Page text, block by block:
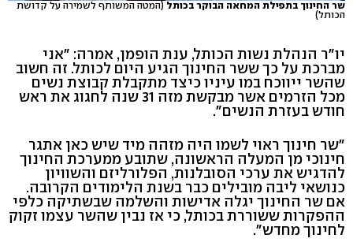
שר החינוך בתפילת המחאה הבוקר בכותל (המטה המשותף לשמירה על קדושת
הכותל)
יו"ר הנהלת נשות הכותל, ענת הופמן, אמרה: "אני
מברכת על כך ששר החינוך הגיע היום לכותל. זה חשוב
שהשר ייווכח במו עיניו כיצד מתקבלת קבוצת נשים
מכל הזרמים אשר מבקשת מזה 31 שנה לחגוג את ראש
חודש בעזרת הנשים".
"שר חינוך ראוי לשמו היה מזהה מיד שיש כאן אתגר
חינוכי מן המעלה הראשונה, שתובע ממערכת החינוך
להדגיש את ערכי הסובלנות, הפלורליזם והשוויון
כנושאי ליבה מובילים כבר בשנת הלימודים הקרובה.
אם שר החינוך יגלה אדישות והשלמה שבשתיקה כלפי
ההפקרות ששוררת בכותל, כי אז נבין שהשר עצמו זקוק
לחינוך מחדש".